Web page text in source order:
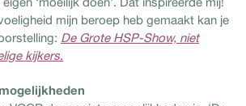
mijn beroep heb gemaakt kan je
De Grote HSP-Show, niet
kijkers.